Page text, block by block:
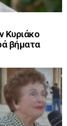
Κυριάκο
βήματα